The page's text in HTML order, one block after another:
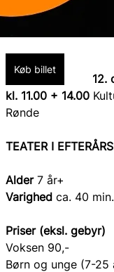
Køb billet
12.
kl. 11.00 + 14.00
Rønde
TEATER I
Alder 7 år+
Varighed ca. 40 min.
Priser (eksl. gebyr)
Voksen 90,-
Børn og unge (7-25